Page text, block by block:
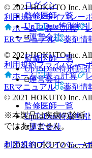
© 2021 HOKUTO Inc. All
利用規約プライバシー
ホーム
表・計算
ERマニュアル
薬剤情
監修医師一覧
UpToDate特別割引
運営会社
© 2021 HOKUTO Inc. All
※本製品は疾病の診断
ではありません。
利用規約プライバシー
ログイン
監修医師一覧
UpToDate特別割引
運営会社
© 2021 HOKUTO Inc. All
利用規約プライバシー
ホーム
表・計算
ERマニュアル
薬剤情
監修医師一覧
UpToDate特別割引
運営会社
© 2021 HOKUTO Inc. All